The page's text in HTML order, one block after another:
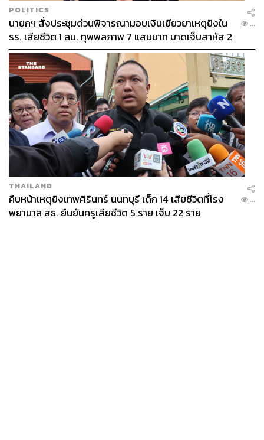
POLITICS
นายกฯ สั่งประชุมด่วนพิจารณามอบเงินเยียวยาเหตุยิงใน
รร. เสียชีวิต 1 ลบ. ทุพพลภาพ 7 แสนบาท บาดเจ็บสาหัส 2
แสนบาท บาดเจ็บเล็กน้อย 1 แสนบาท
...
THAILAND
คืบหน้าเหตุยิงเทพศิรินทร์ นนทบุรี เด็ก 14 เสียชีวิตที่โรง
พยาบาล สธ. ยืนยันครูเสียชีวิต 5 ราย เจ็บ 22 ราย
...